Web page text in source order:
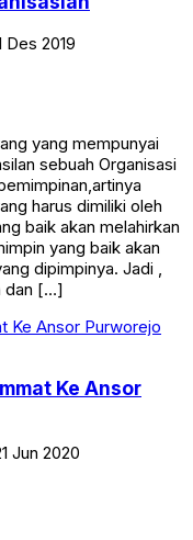
Des 2019
yang mempunyai
sebuah Organisasi
harus dimiliki oleh
baik akan melahirkan
yang baik akan
dipimpinya. Jadi ,
dan […]
Ke Ansor
Jun 2020